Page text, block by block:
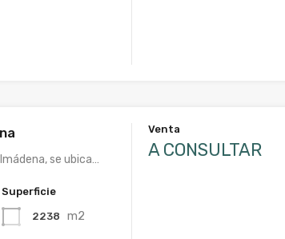
se ubica…
Superficie
2238 m2
Venta
A CONSULTAR